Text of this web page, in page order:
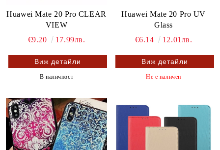
Huawei Mate 20 Pro CLEAR
VIEW
€9.20
17.99лв.
Виж детайли
В наличност
Huawei Mate 20 Pro UV
Glass
€6.14
12.01лв.
Виж детайли
Не е наличен